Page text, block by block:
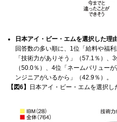
日本アイ・ビー・エムを選択した理
回答数の多い順に、1位「給料や福
「技術力がありそう」（57.1％）、
（50.0％）、4位「ネームバリュー
ンジニアがいるから」（42.9％）。
【図6】
日本アイ・ビー・エムを選択し